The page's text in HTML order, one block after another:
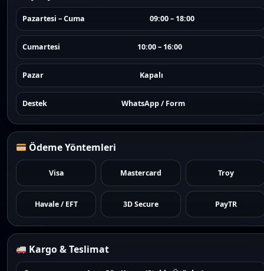
Pazartesi – Cuma 09:00 – 18:00
Cumartesi 10:00 – 16:00
Pazar Kapalı
Destek WhatsApp / Form
Ödeme Yöntemleri
Visa Mastercard Troy
Havale / EFT 3D Secure PayTR
Kargo & Teslimat